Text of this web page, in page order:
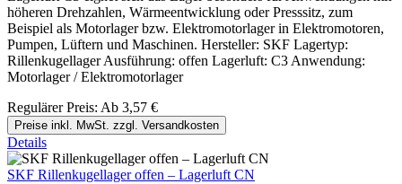
höheren Drehzahlen, Wärmeentwicklung oder Presssitz, zum
Beispiel als Motorlager bzw. Elektromotorlager in Elektromotoren,
Pumpen, Lüftern und Maschinen. Hersteller: SKF Lagertyp:
Rillenkugellager Ausführung: offen Lagerluft: C3 Anwendung:
Motorlager / Elektromotorlager
Regulärer Preis: Ab 3,57 €
Preise inkl. MwSt. zzgl. Versandkosten
Details
SKF Rillenkugellager offen – Lagerluft CN